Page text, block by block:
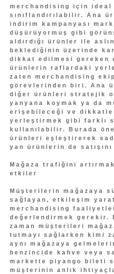
merchandising için
sınıflandırılabilir. Ana
indirim kampanyası
düşürüyormuş gibi
aldırdığı ürünler ile
beklediğinin üzerinde
dikkat edilmesi gereken
ürünlerin raflardaki
zaten merchandising
görevlerinden biri. Ana
diğer ürünleri stratejik
yanyana koymak ya da
erişebileceği ve
yerleştirmek gibi farklı
kullanılabilir. Burada
ürünleri eşleştirerek
yan ürünlerin de
Mağaza trafiğini
etkiler
Müşterilerin mağazaya
sağlayan, etkileşim
merchandising
değerlendirmek gerekir.
zaman müşterileri
tutmayı sağlarken kimi
aynı mağazaya
benzincide kahve veya
markette piyango bileti
müşterinin anlık